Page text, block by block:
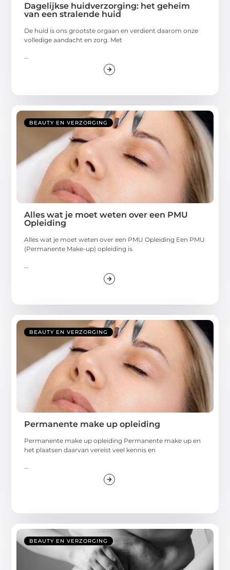
Dagelijkse huidverzorging: het geheim
van een stralende huid
De huid is ons grootste orgaan en verdient daarom onze
volledige aandacht en zorg. Met
...
BEAUTY EN VERZORGING
Alles wat je moet weten over een PMU
Opleiding
Alles wat je moet weten over een PMU Opleiding Een PMU
(Permanente Make-up) opleiding is
BEAUTY EN VERZORGING
Permanente make up opleiding
Permanente make up opleiding Permanente make up en
het plaatsen daarvan vereist veel kennis en
...
BEAUTY EN VERZORGING